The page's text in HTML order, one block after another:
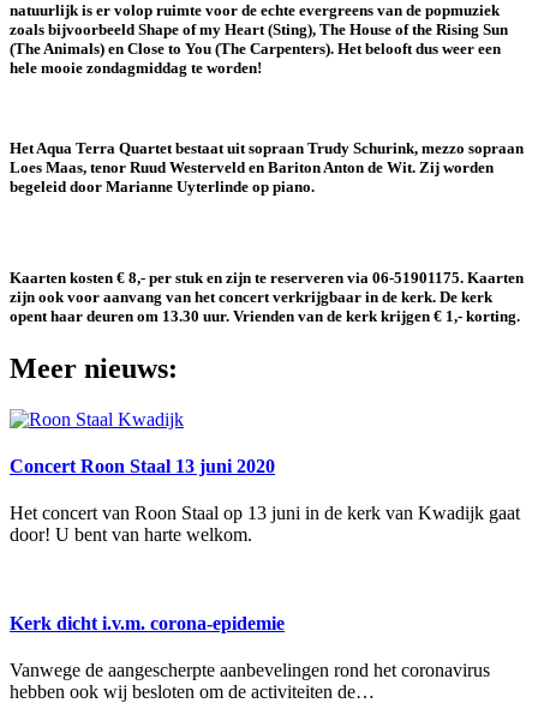
natuurlijk is er volop ruimte voor de echte evergreens van de popmuziek
zoals bijvoorbeeld Shape of my Heart (Sting), The House of the Rising Sun
(The Animals) en Close to You (The Carpenters). Het belooft dus weer een
hele mooie zondagmiddag te worden!
Het Aqua Terra Quartet bestaat uit sopraan Trudy Schurink, mezzo sopraan
Loes Maas, tenor Ruud Westerveld en Bariton Anton de Wit. Zij worden
begeleid door Marianne Uyterlinde op piano.
Kaarten kosten € 8,- per stuk en zijn te reserveren via 06-51901175. Kaarten
zijn ook voor aanvang van het concert verkrijgbaar in de kerk. De kerk
opent haar deuren om 13.30 uur. Vrienden van de kerk krijgen € 1,- korting.
Meer nieuws:
Concert Roon Staal 13 juni 2020
Het concert van Roon Staal op 13 juni in de kerk van Kwadijk gaat
door! U bent van harte welkom.
Kerk dicht i.v.m. corona-epidemie
Vanwege de aangescherpte aanbevelingen rond het coronavirus
hebben ook wij besloten om de activiteiten de…